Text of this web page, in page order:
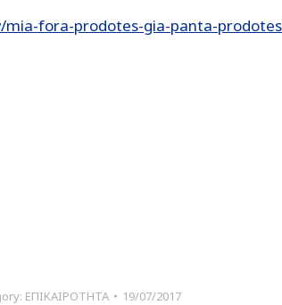
fora-prodotes-gia-panta-
ΕΠΙΚΑΙΡΟΤΗΤΑ 19/07/2017